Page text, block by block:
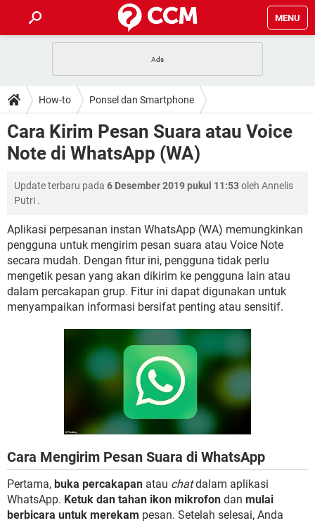
MENU
APLIKASI NONTON FILM & SERI RESET GMAIL
BUAT AKUN TIKTOK APLIKASI VIDEO-CALL
HOW-TO
SAFE MODE ANDROID RESET CLASH OF CLANS
KODE RAHASIA NETFLIX
DOWNLOAD
ADOBE PREMIERE PRO INSTAGRAM UNTUK PC
FORUM
Lupa Password Gmail WiFi Tidak Berfungsi
ENSIKLOPEDIA
Front Office dan Back Office OOP - Data Enkapsulasi
Jenis-jenis Network atau Jaringan
How-to Ponsel dan Smartphone
Cara Kirim Pesan Suara atau Voice
Note di WhatsApp (WA)
Update terbaru pada 6 Desember 2019 pukul 11:53oleh Annelis
Putri .
Aplikasi perpesanan instan WhatsApp (WA) memungkinkan
pengguna untuk mengirim pesan suara atau Voice Note
secara mudah. Dengan fitur ini, pengguna tidak perlu
mengetik pesan yang akan dikirim ke pengguna lain atau
dalam percakapan grup. Fitur ini dapat digunakan untuk
menyampaikan informasi bersifat penting atau sensitif.
Cara Mengirim Pesan Suara di WhatsApp
Pertama, buka percakapan atau chatdalam aplikasi
WhatsApp. Ketuk dan tahan ikon mikrofon dan mulai
berbicara untuk merekam pesan. Setelah selesai, Anda